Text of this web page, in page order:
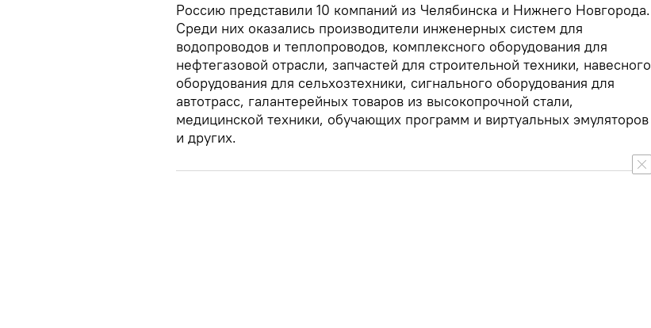
Россию представили 10 компаний из Челябинска и Нижнего Новгорода.
Среди них оказались производители инженерных систем для
водопроводов и теплопроводов, комплексного оборудования для
нефтегазовой отрасли, запчастей для строительной техники, навесного
оборудования для сельхозтехники, сигнального оборудования для
автотрасс, галантерейных товаров из высокопрочной стали,
медицинской техники, обучающих программ и виртуальных эмуляторов
и других.